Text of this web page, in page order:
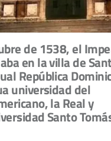
de 1538, el
en la villa de
República
universidad del
la Real y
Santo